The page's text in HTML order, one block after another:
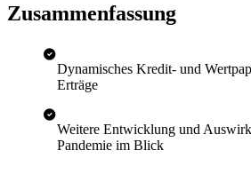
Zusammenfassung
Dynamisches Kredit- und
Erträge
Weitere Entwicklung und
Pandemie im Blick